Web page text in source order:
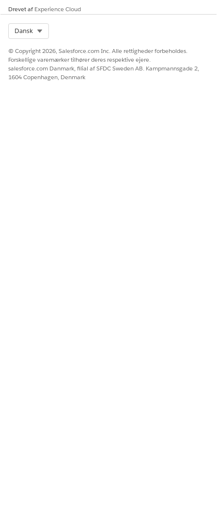
Drevet afExperience Cloud
Dansk
© Copyright 2026, Salesforce.com Inc. Alle rettigheder forbeholdes.
Forskellige varemærker tilhører deres respektive ejere.
salesforce.com Danmark, filial af SFDC Sweden AB. Kampmannsgade 2,
1604 Copenhagen, Denmark